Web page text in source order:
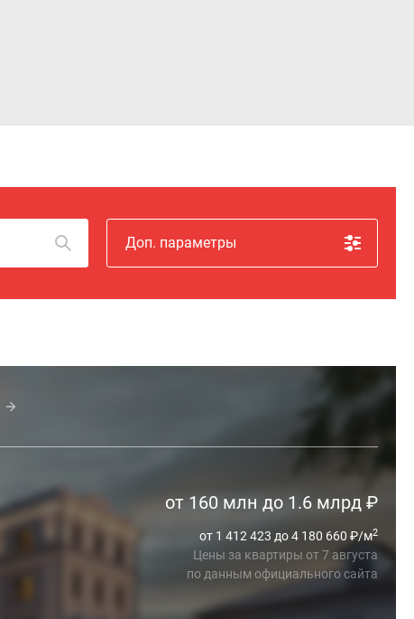
Доп. параметры
от 160 млн до 1.6 млрд ₽
от 1 412 423 до 4 180 660 ₽/м2
Цены за квартиры от7 августа
по данным официального сайта